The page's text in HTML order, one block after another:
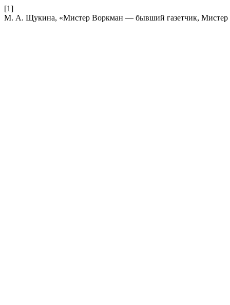
[1]
М. А. Щукина, «Мистер Воркман — бывший газетчик,